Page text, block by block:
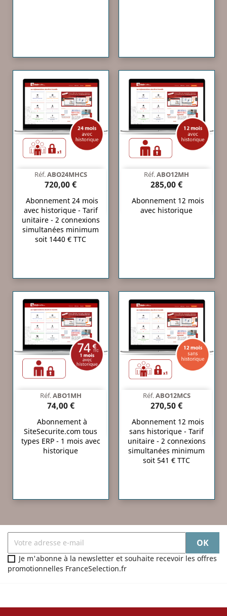
Réf.ABO24MHCS
720,00 €
Abonnement 24 mois
avec historique - Tarif
unitaire - 2 connexions
simultanées minimum
soit 1440 € TTC
Réf.ABO12MH
285,00 €
Abonnement 12 mois
avec historique
Réf.ABO1MH
74,00 €
Abonnement à
SiteSecurite.com tous
types ERP - 1 mois avec
historique
Réf.ABO12MCS
270,50 €
Abonnement 12 mois
sans historique - Tarif
unitaire - 2 connexions
simultanées minimum
soit 541 € TTC
Je m'abonne à la newsletter et souhaite recevoir les offres
promotionnelles FranceSelection.fr